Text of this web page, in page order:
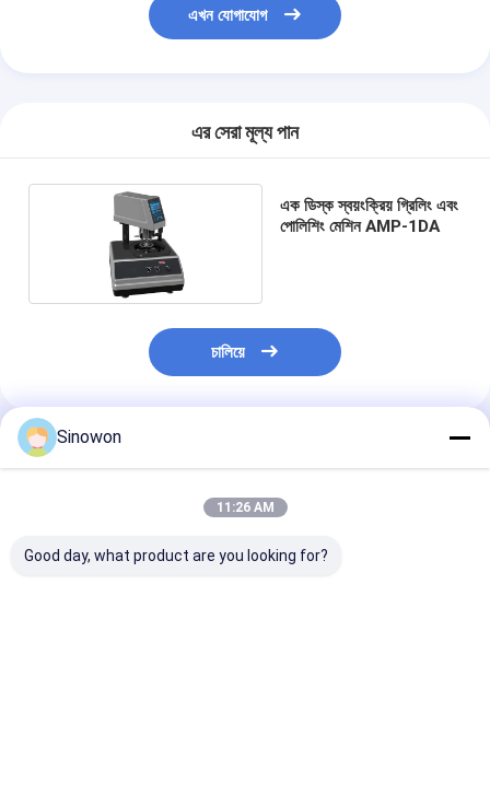
এখন যোগাযোগ
এর সেরা মূল্য পান
এক ডিস্ক স্বয়ংক্রিয় গ্রিলিং এবং
পোলিশিং মেশিন AMP-1DA
চালিয়ে
প্রস্তাবিত পণ্য
Sinowon
11:26 AM
Good day, what product are you looking for?